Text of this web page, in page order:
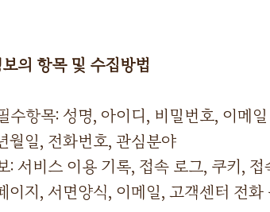
의 항목 및 수집방법
수항목: 성명, 아이디, 비밀번호, 이메
월일, 전화번호, 관심분야
: 서비스 이용 기록, 접속 로그, 쿠키, 접
이지, 서면양식, 이메일, 고객센터 전화